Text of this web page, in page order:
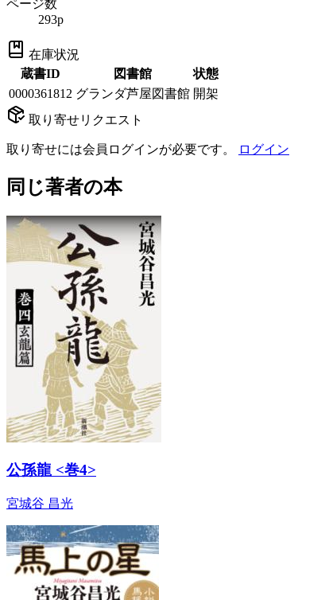
ページ数
293p
在庫状況
蔵書ID
図書館
状態
0000361812 グランダ芦屋図書館 開架
取り寄せリクエスト
取り寄せには会員ログインが必要です。 ログイン
同じ著者の本
公孫龍 <巻4>
宮城谷 昌光